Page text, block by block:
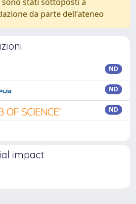
da parte dell'ateneo
ND
ND
ND
impact